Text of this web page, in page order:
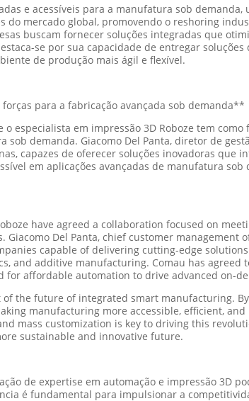
e acessíveis para a manufatura sob
do mercado global, promovendo o reshoring
buscam fornecer soluções integradas que
se por sua capacidade de entregar
de produção mais ágil e flexível.
para a fabricação avançada sob demanda**
especialista em impressão 3D Roboze tem
demanda. Giacomo Del Panta, diretor de
capazes de oferecer soluções inovadoras que
em aplicações avançadas de manufatura
have agreed a collaboration focused on
Del Panta, chief customer management
capable of delivering cutting-edge
and additive manufacturing. Comau has
affordable automation to drive advanced on-
the future of integrated smart manufacturing.
manufacturing more accessible, efficient,
mass customization is key to driving this
sustainable and innovative future.
de expertise em automação e impressão 3D
é fundamental para impulsionar a